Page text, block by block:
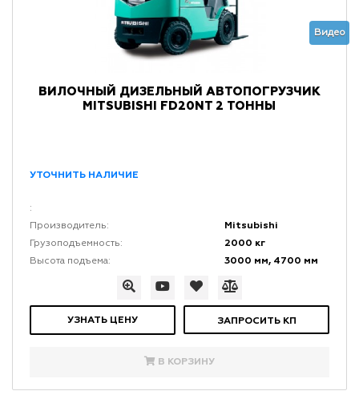
Видео
ВИЛОЧНЫЙ ДИЗЕЛЬНЫЙ АВТОПОГРУЗЧИК
MITSUBISHI FD20NT 2 ТОННЫ
УТОЧНИТЬ НАЛИЧИЕ
:
Производитель:
Mitsubishi
Грузоподъемность: 2000 кг
Высота подъема: 3000 мм, 4700 мм
УЗНАТЬ ЦЕНУ ЗАПРОСИТЬ КП
В КОРЗИНУ